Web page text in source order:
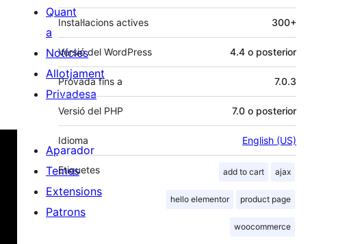
Instal·lacions actives 300+
Versió del WordPress 4.4 o posterior
Provada fins a 7.0.3
Versió del PHP 7.0 o posterior
Idioma English (US)
Etiquetes add to cart ajax
hello elementor product page
woocommerce
Quant
a
Notícies
Allotjament
Privadesa
Aparador
Temes
Extensions
Patrons